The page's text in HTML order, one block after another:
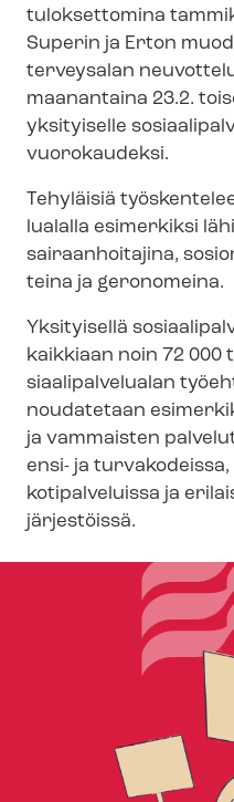
tuloksettomina
Superin ja Erton
terveysalan
maanantaina 23.2.
yksityiselle
vuorokaudeksi.
Tehyläisiä
lua­lal­la esimerkiksi
sairaanhoitajina,
tei­na ja geronomeina.
Yksityisellä
kaikkiaan noin 72
si­aa­li­pal­ve­lua­lan
noudatetaan
ja vammaisten
ensi- ja
kotipalveluissa ja
jär­jes­töis­sä.